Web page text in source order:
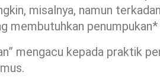
misalnya, namun
membutuhkan
mengacu kepada praktik